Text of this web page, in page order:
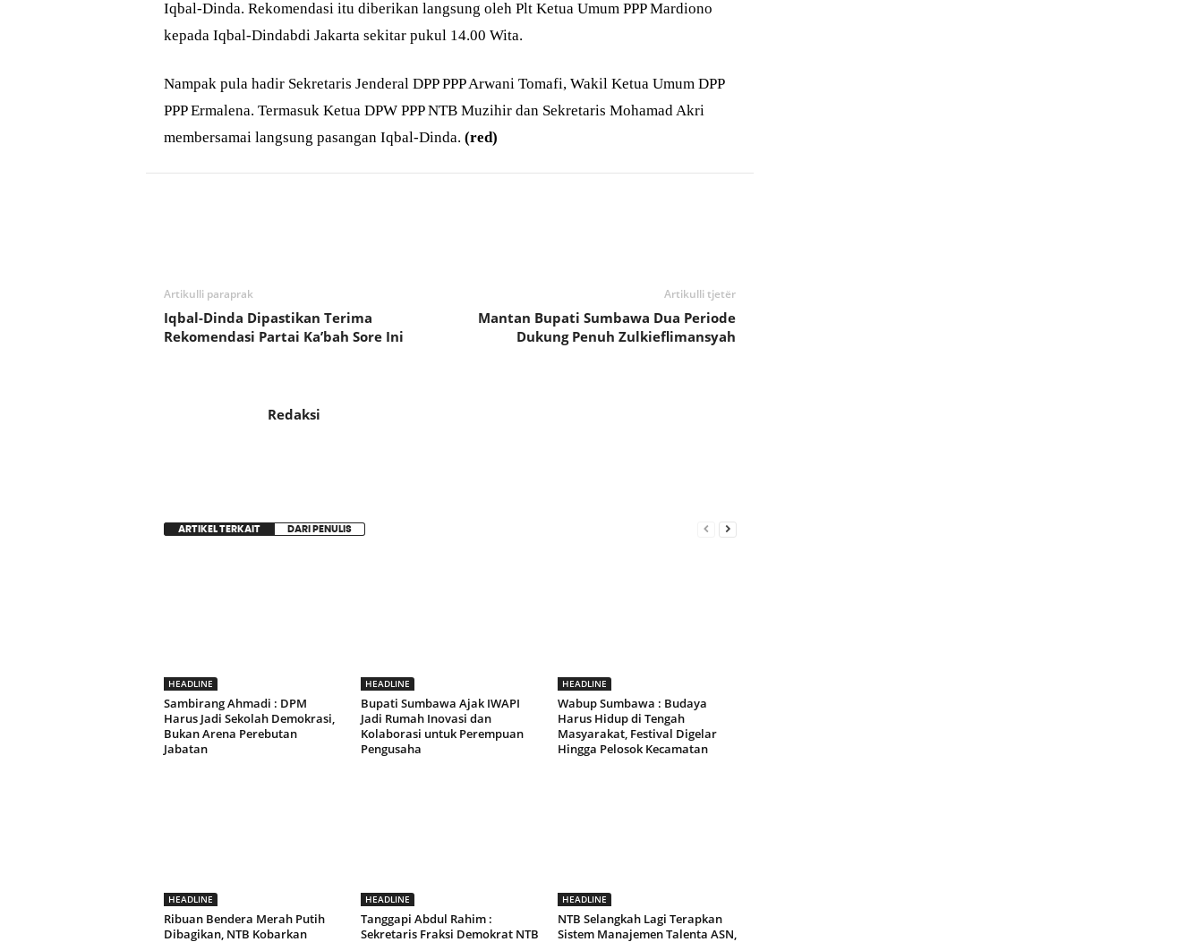
Iqbal-Dinda. Rekomendasi itu diberikan langsung oleh Plt Ketua Umum PPP Mardiono
kepada Iqbal-Dindabdi Jakarta sekitar pukul 14.00 Wita.
Nampak pula hadir Sekretaris Jenderal DPP PPP Arwani Tomafi, Wakil Ketua Umum DPP
PPP Ermalena. Termasuk Ketua DPW PPP NTB Muzihir dan Sekretaris Mohamad Akri
membersamai langsung pasangan Iqbal-Dinda. (red)
Artikulli paraprak
Iqbal-Dinda Dipastikan Terima
Rekomendasi Partai Ka’bah Sore Ini
Artikulli tjetër
Mantan Bupati Sumbawa Dua Periode
Dukung Penuh Zulkieflimansyah
Redaksi
ARTIKEL TERKAIT DARI PENULIS
HEADLINE
Sambirang Ahmadi : DPM
Harus Jadi Sekolah Demokrasi,
Bukan Arena Perebutan
Jabatan
HEADLINE
Bupati Sumbawa Ajak IWAPI
Jadi Rumah Inovasi dan
Kolaborasi untuk Perempuan
Pengusaha
HEADLINE
Wabup Sumbawa : Budaya
Harus Hidup di Tengah
Masyarakat, Festival Digelar
Hingga Pelosok Kecamatan
HEADLINE
Ribuan Bendera Merah Putih
Dibagikan, NTB Kobarkan
HEADLINE
Tanggapi Abdul Rahim :
Sekretaris Fraksi Demokrat NTB
HEADLINE
NTB Selangkah Lagi Terapkan
Sistem Manajemen Talenta ASN,